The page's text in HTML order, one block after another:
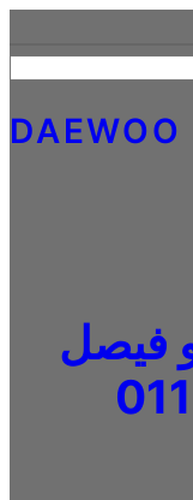
to
content
DAEWOO
فيصل